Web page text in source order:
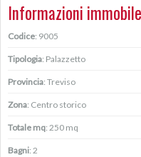
Informazioni immobile
Codice: 9005
Tipologia: Palazzetto
Provincia: Treviso
Zona: Centro storico
Totale mq: 250 mq
Bagni: 2